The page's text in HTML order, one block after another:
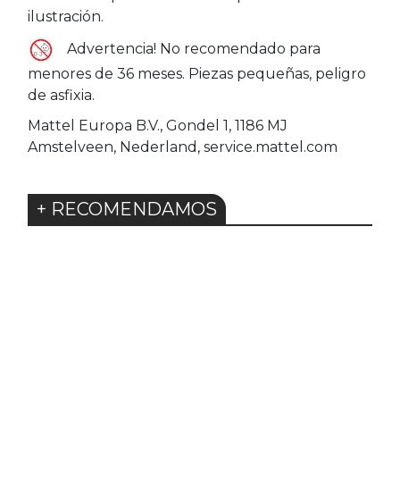
ilustración.
Advertencia! No recomendado para
menores de 36 meses. Piezas pequeñas, peligro
de asfixia.
Mattel Europa B.V., Gondel 1, 1186 MJ
Amstelveen, Nederland, service.mattel.com
+ RECOMENDAMOS